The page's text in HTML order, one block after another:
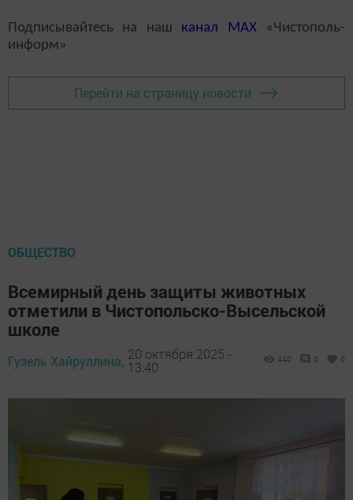
Подписывайтесь на наш канал MAX«Чистополь-
информ»
Перейти на страницу новости
ОБЩЕСТВО
Всемирный день защиты животных
отметили в Чистопольско-Высельской
школе
Гузель Хайруллина, 20 октября 2025 -
13:40
440 0 0